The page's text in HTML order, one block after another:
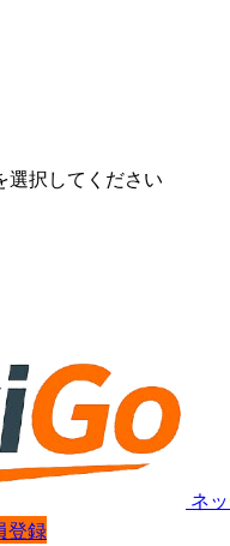
選択してください
ネ
登録